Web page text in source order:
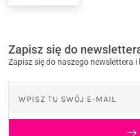
Zapisz się do
Zapisz się do naszego newslettera i